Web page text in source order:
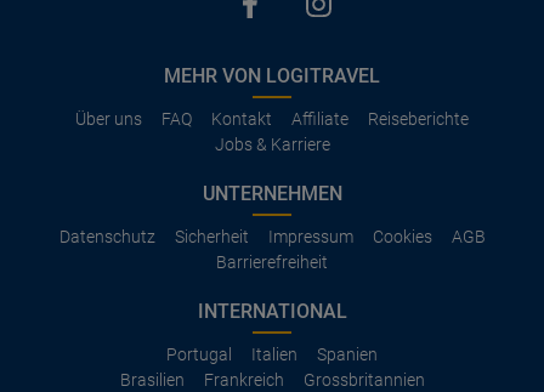
MEHR VON LOGITRAVEL
Über uns FAQ Kontakt Affiliate
Reiseberichte
Jobs & Karriere
UNTERNEHMEN
Datenschutz Sicherheit Impressum Cookies
AGB
Barrierefreiheit
INTERNATIONAL
Portugal Italien
Spanien
Brasilien
Frankreich Grossbritannien